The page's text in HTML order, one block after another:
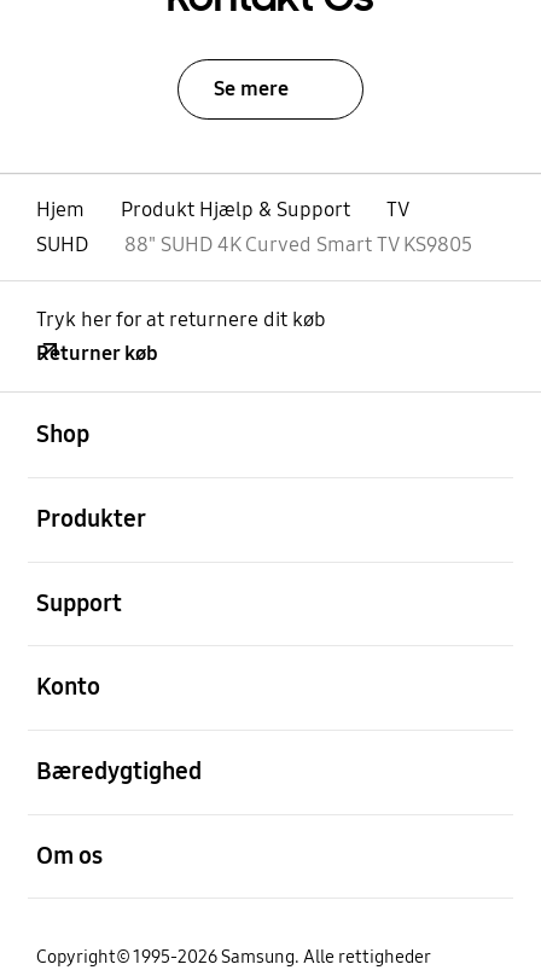
Se mere
Hjem Produkt Hjælp & Support
TV
SUHD
88" SUHD 4K Curved Smart TV KS9805
Tryk her for at returnere dit køb
Returner køb
Shop
Produkter
Support
Konto
Bæredygtighed
Om os
Copyright© 1995-2026 Samsung. Alle rettigheder